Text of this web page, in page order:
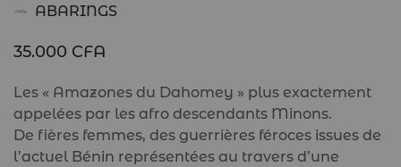
ABARINGS
35.000 CFA
Les « Amazones du Dahomey » plus exactement
appelées par les afro descendants Minons.
De fières femmes, des guerrières féroces issues de
l’actuel Bénin représentées au travers d’une